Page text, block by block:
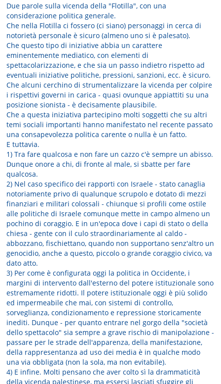
Due parole sulla vicenda della "Flotilla", con una
considerazione politica generale.
Che nella Flotilla ci fossero (ci siano) personaggi in cerca di
notorietà personale è sicuro (almeno uno si è palesato).
Che questo tipo di iniziative abbia un carattere
eminentemente mediatico, con elementi di
spettacolarizzazione, e che sia un passo indietro rispetto ad
eventuali iniziative politiche, pressioni, sanzioni, ecc. è sicuro.
Che alcuni cerchino di strumentalizzare la vicenda per colpire
i rispettivi governi in carica - quasi ovunque appiattiti su una
posizione sionista - è decisamente plausibile.
Che a questa iniziativa partecipino molti soggetti che su altri
temi sociali importanti hanno manifestato nel recente passato
una consapevolezza politica carente o nulla è un fatto.
E tuttavia.
1) Tra fare qualcosa e non fare un cazzo c'è sempre un abisso.
Dunque onore a chi, di fronte al male, si sbatte per fare
qualcosa.
2) Nel caso specifico dei rapporti con Israele - stato canaglia
notoriamente privo di qualunque scrupolo e dotato di mezzi
finanziari e militari colossali - chiunque si profili come ostile
alle politiche di Israele comunque mette in campo almeno un
pochino di coraggio. E in un'epoca dove i capi di stato o della
chiesa - gente con il culo straordinariamente al caldo -
abbozzano, fischiettano, quando non supportano senz'altro un
genocidio, anche a questo, piccolo o grande coraggio civico, va
dato atto.
3) Per come è configurata oggi la politica in Occidente, i
margini di intervento dall'esterno del potere istituzionale sono
estremamente ridotti. Il potere istituzionale oggi è più solido
ed impermeabile che mai, con sistemi di controllo,
sorveglianza, condizionamento e repressione storicamente
inediti. Dunque - per quanto entrare nel gorgo della "società
dello spettacolo" sia sempre a grave rischio di manipolazione -
passare per le strade dell'apparenza, della manifestazione,
della rappresentanza ad uso dei media è in qualche modo
una via obbligata (non la sola, ma non evitabile).
4) E infine. Molti pensano che aver colto sì la drammaticità
della vicenda palestinese, ma essersi lasciati sfuggire gli